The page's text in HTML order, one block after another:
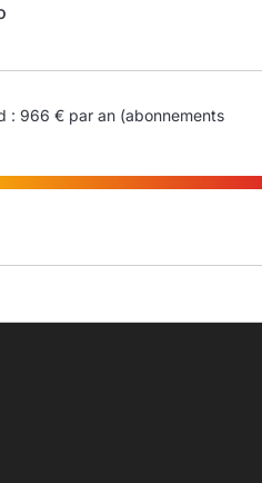
: 966 € par an (abonnements
de gaz à effet de serre (EGES)